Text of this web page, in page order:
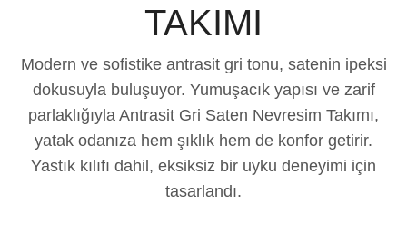
TAKIMI
Modern ve sofistike antrasit gri tonu, satenin ipeksi
dokusuyla buluşuyor. Yumuşacık yapısı ve zarif
parlaklığıyla Antrasit Gri Saten Nevresim Takımı,
yatak odanıza hem şıklık hem de konfor getirir.
Yastık kılıfı dahil, eksiksiz bir uyku deneyimi için
tasarlandı.